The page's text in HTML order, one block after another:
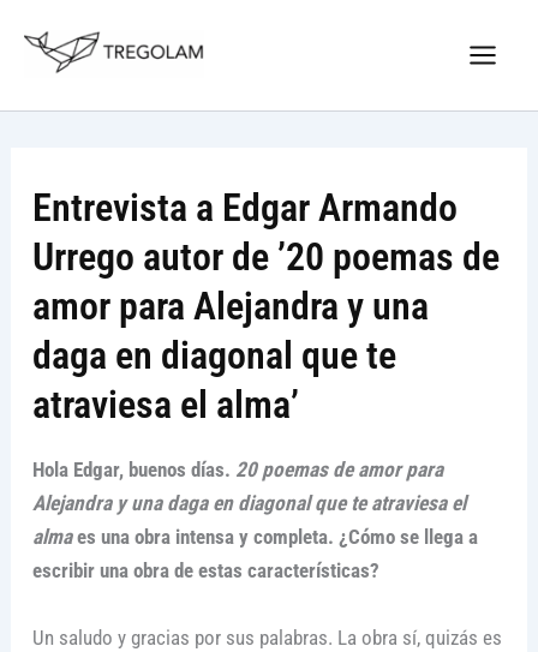
Entrevista a Edgar Armando
Urrego autor de ’20 poemas de
amor para Alejandra y una
daga en diagonal que te
atraviesa el alma’
Hola Edgar, buenos días. 20 poemas de amor para
Alejandra y una daga en diagonal que te atraviesa el
almaes una obra intensa y completa. ¿Cómo se llega a
escribir una obra de estas características?
Un saludo y gracias por sus palabras. La obra sí, quizás es